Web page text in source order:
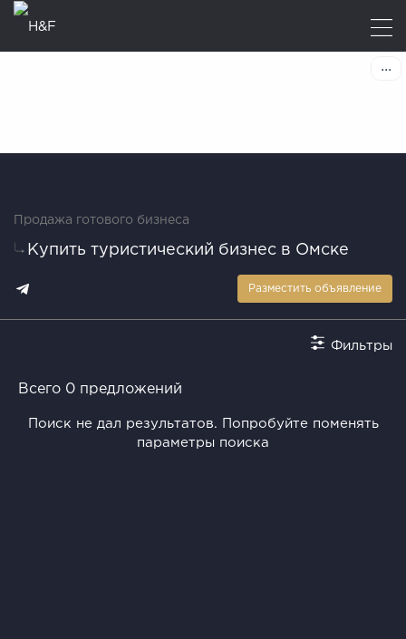
Продажа готового бизнеса
Купить туристический бизнес в Омске
Разместить объявление
Фильтры
Всего 0 предложений
Поиск не дал результатов. Попробуйте поменять
параметры поиска